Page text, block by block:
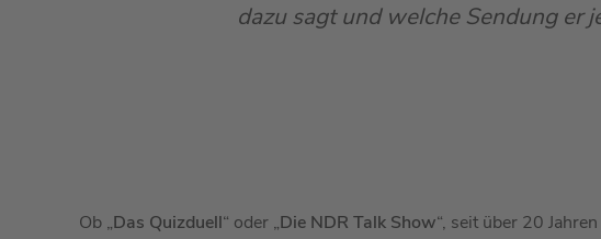
dazu sagt und welche Sendung er
Ob „Das Quizduell“ oder „Die NDR Talk Show“, seit über 20